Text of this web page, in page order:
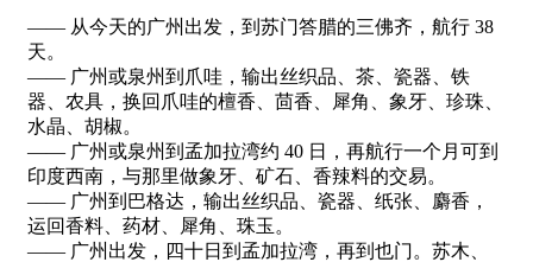
—— 从今天的广州出发，到苏门答腊的三佛齐，航行 38
天。
—— 广州或泉州到爪哇，输出丝织品、茶、瓷器、铁
器、农具，换回爪哇的檀香、茴香、犀角、象牙、珍珠、
水晶、胡椒。
—— 广州或泉州到孟加拉湾约 40 日，再航行一个月可到
印度西南，与那里做象牙、矿石、香辣料的交易。
—— 广州到巴格达，输出丝织品、瓷器、纸张、麝香，
运回香料、药材、犀角、珠玉。
—— 广州出发，四十日到孟加拉湾，再到也门。苏木、